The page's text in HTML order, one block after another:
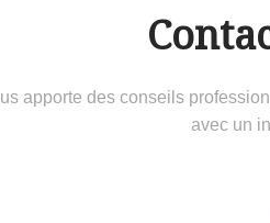
apporte des conseils
avec un